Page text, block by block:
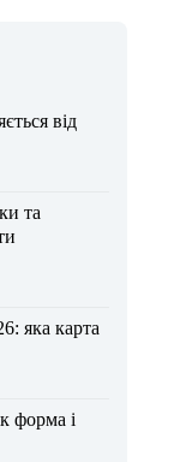
від
та
яка карта
форма і